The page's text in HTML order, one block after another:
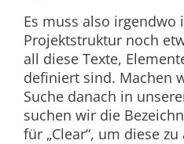
Es muss also irgendwo
Projektstruktur noch
all diese Texte,
definiert sind. Machen
Suche danach in
suchen wir die
für „Clear“, um diese